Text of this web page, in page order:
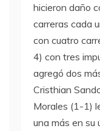
hicieron daño
carreras cada
con cuatro
4) con tres
agregó dos
Cristhian
Morales (1-1)
una más en su